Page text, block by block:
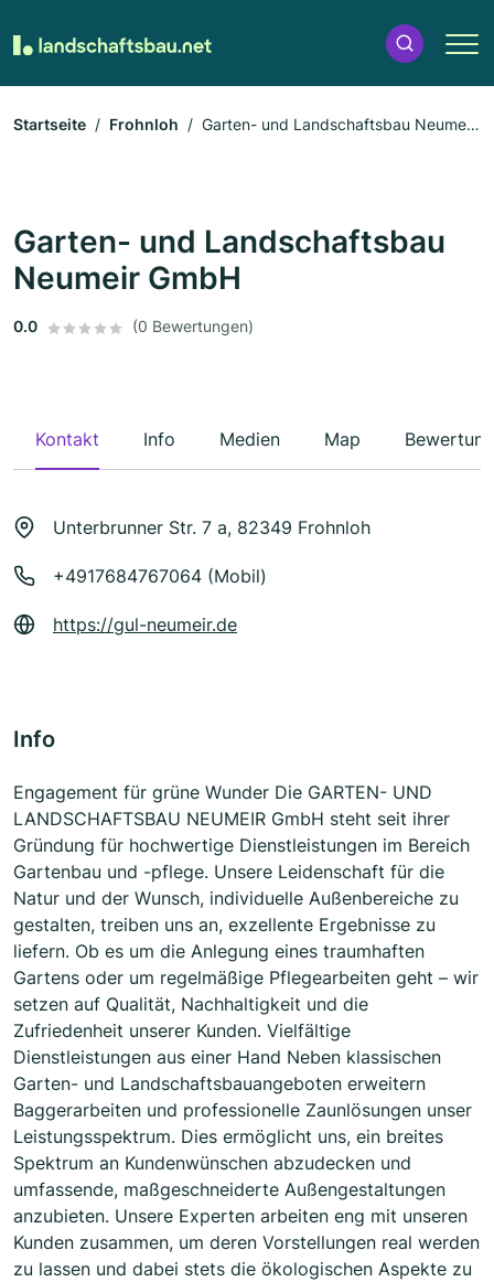
Startseite Frohnloh
Garten- und Landschaftsbau Neumeir
Garten- und Landschaftsbau
Neumeir GmbH
0.0 (0 Bewertungen)
Kontakt Info Medien Map
Unterbrunner Str. 7 a, 82349 Frohnloh
+4917684767064 (Mobil)
https://gul-neumeir.de
Info
Engagement für grüne Wunder Die GARTEN- UND
LANDSCHAFTSBAU NEUMEIR GmbH steht seit ihrer
Gründung für hochwertige Dienstleistungen im Bereich
Gartenbau und -pflege. Unsere Leidenschaft für die
Natur und der Wunsch, individuelle Außenbereiche zu
gestalten, treiben uns an, exzellente Ergebnisse zu
liefern. Ob es um die Anlegung eines traumhaften
Gartens oder um regelmäßige Pflegearbeiten geht – wir
setzen auf Qualität, Nachhaltigkeit und die
Zufriedenheit unserer Kunden. Vielfältige
Dienstleistungen aus einer Hand Neben klassischen
Garten- und Landschaftsbauangeboten erweitern
Baggerarbeiten und professionelle Zaunlösungen unser
Leistungsspektrum. Dies ermöglicht uns, ein breites
Spektrum an Kundenwünschen abzudecken und
umfassende, maßgeschneiderte Außengestaltungen
anzubieten. Unsere Experten arbeiten eng mit unseren
Kunden zusammen, um deren Vorstellungen real werden
zu lassen und dabei stets die ökologischen Aspekte zu